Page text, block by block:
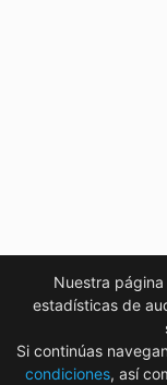
Nuestra
estadísticas de
Si continúas
condiciones, así